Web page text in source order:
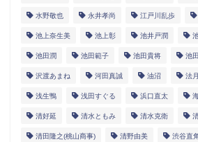
水野敬也 永井孝尚 江戸川乱歩
池上奈生美 池上彰 池井戸潤
池田潤 池田範子 池田貴将 池
沢渡あまね 河田真誠 油沼 法
浅生鴨 浅田すぐる 浜口直太
清好延 清水ともみ 清水克衛
清田隆之(桃山商事) 清野由美 渋谷直